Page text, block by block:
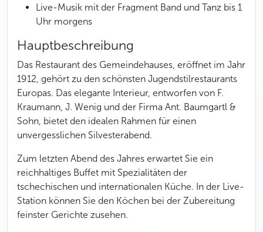
Live-Musik mit der Fragment Band und Tanz bis 1
Uhr morgens
Hauptbeschreibung
Das Restaurant des Gemeindehauses, eröffnet im Jahr
1912, gehört zu den schönsten Jugendstilrestaurants
Europas. Das elegante Interieur, entworfen von F.
Kraumann, J. Wenig und der Firma Ant. Baumgartl &
Sohn, bietet den idealen Rahmen für einen
unvergesslichen Silvesterabend.
Zum letzten Abend des Jahres erwartet Sie ein
reichhaltiges Buffet mit Spezialitäten der
tschechischen und internationalen Küche. In der Live-
Station können Sie den Köchen bei der Zubereitung
feinster Gerichte zusehen.